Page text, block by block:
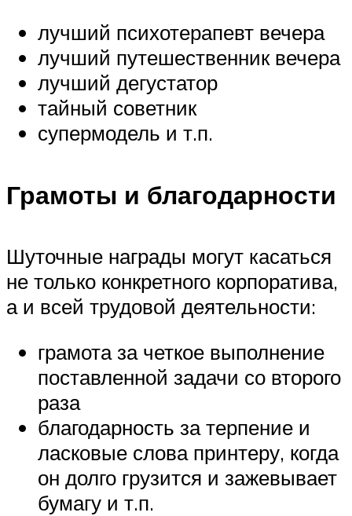
лучший психотерапевт вечера
лучший путешественник вечера
лучший дегустатор
тайный советник
супермодель и т.п.
Грамоты и благодарности
Шуточные награды могут касаться
не только конкретного корпоратива,
а и всей трудовой деятельности:
грамота за четкое выполнение
поставленной задачи со второго
раза
благодарность за терпение и
ласковые слова принтеру, когда
он долго грузится и зажевывает
бумагу и т.п.